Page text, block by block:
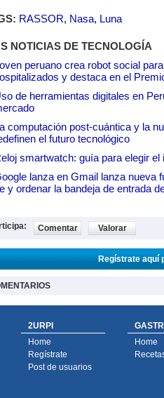
RASSOR, Nasa, Luna
NOTICIAS DE TECNOLOGÍA
peruano crea robot social
y destaca en el
de herramientas digitales en
computación post-cuántica y la
el futuro tecnológico
smartwatch: guía para elegir el
lanza en Gmail lanza nueva
y ordenar la bandeja de entrada
Comentar Valorar
Regístrate aquí
2URPI
Home
Regístrate
Post de usuarios
Home